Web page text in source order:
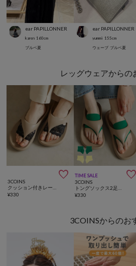
ear PAPILLONNER
karen 160cm
ブルベ夏
ear PAPILLONNER
yummi 155cm
ウェーブ ブルベ夏
レッグウェアからの

3COINS
¥330
TIME SALE 
3COINS
¥330
3COINSからのお